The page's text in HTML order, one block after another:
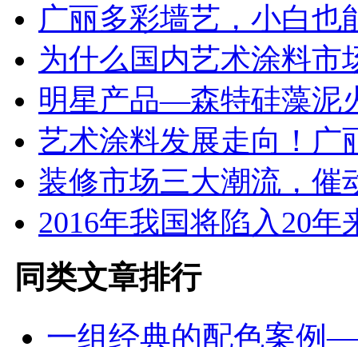
广丽多彩墙艺，小白也
为什么国内艺术涂料市
明星产品—森特硅藻泥
艺术涂料发展走向！广
装修市场三大潮流，催
2016年我国将陷入20年
同类文章排行
一组经典的配色案例